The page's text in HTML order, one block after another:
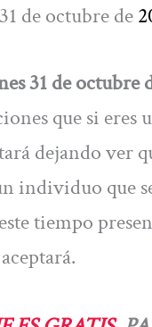
de octubre de
31 de octubre
que si eres
dejando ver
individuo que
tiempo